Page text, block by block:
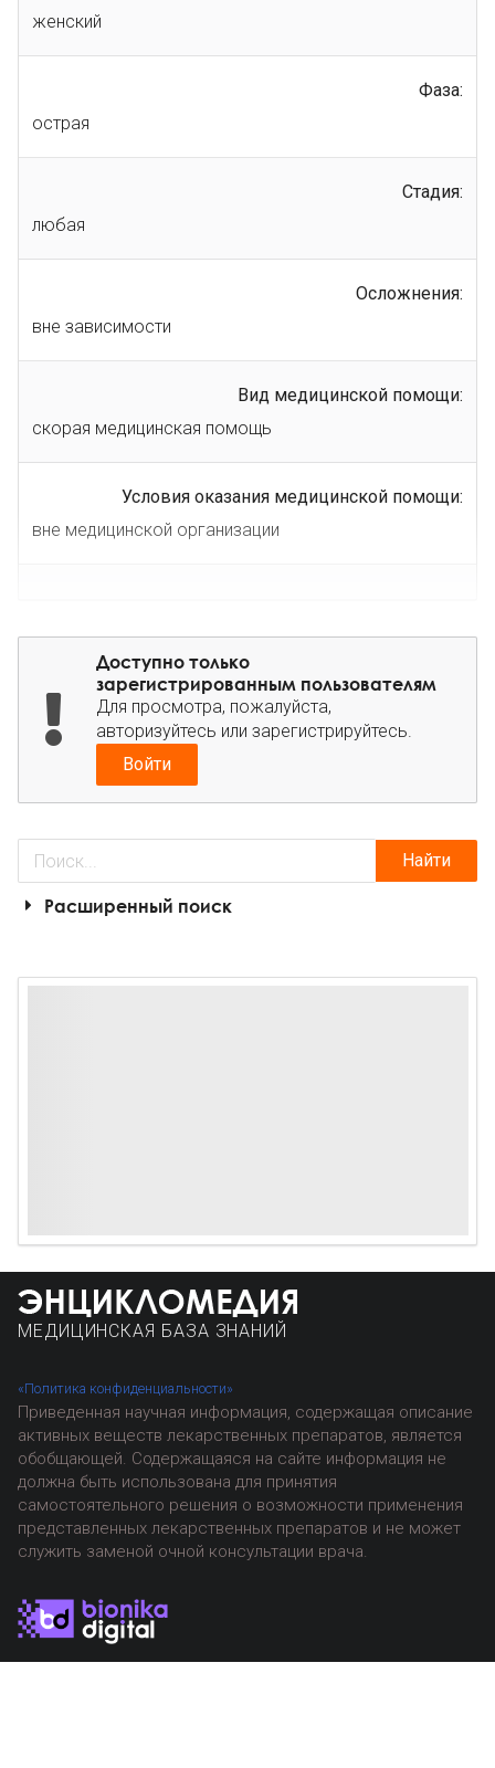
женский
Фаза:
острая
Стадия:
любая
Осложнения:
вне зависимости
Вид медицинской помощи:
скорая медицинская помощь
Условия оказания медицинской помощи:
вне медицинской организации
Доступно только
зарегистрированным пользователям
Для просмотра, пожалуйста,
авторизуйтесь или зарегистрируйтесь.
Войти
Найти
Расширенный поиск
МЕДИЦИНСКАЯ БАЗА ЗНАНИЙ
«Политика конфиденциальности»
Приведенная научная информация, содержащая описание
активных веществ лекарственных препаратов, является
обобщающей. Содержащаяся на сайте информация не
должна быть использована для принятия
самостоятельного решения о возможности применения
представленных лекарственных препаратов и не может
служить заменой очной консультации врача.